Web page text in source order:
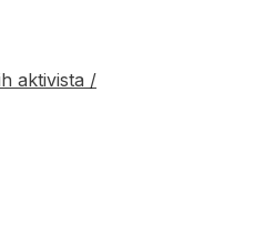
aktivista /